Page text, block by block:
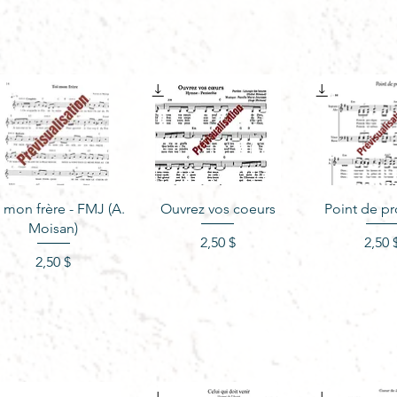
Aperçu rapide
mon frère - FMJ (A.
Moisan)
Prix
2,50 $
Aperçu rapide
Ouvrez vos coeurs
Prix
2,50 $
Aperçu
Point de
2,50